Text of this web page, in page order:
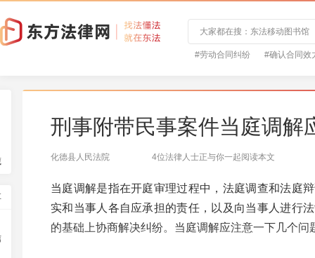
#劳动合同纠纷 #确认合同效
刑事附带民事案件当庭调解
化德县人民法院 4位法律人士正与你一起阅读本文
当庭调解是指在开庭审理过程中，法庭调查和法庭
实和当事人各自应承担的责任，以及向当事人进行
的基础上协商解决纠纷。当庭调解应注意一下几个问